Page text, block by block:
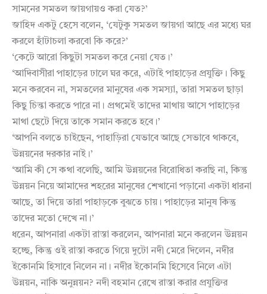
সামনের সমতল জায়গায়ও করা যেত?’
জাহিদ একটু হেসে বলেন, ‘যেটুকু সমতল জায়গা আছে এর মধ্যে ঘর
করলে হাঁটাচলা করবো কি করে?’
‘কেটে আরো কিছুটা সমতল করে নেয়া যেত।’
‘আদিবাসীরা পাহাড়ের ঢালে ঘর করে, এটাই পাহাড়ের প্রযুক্তি। কিছু
মনে করবেন না, সমতলের মানুষের এক সমস্যা, তারা সমতল ছাড়া
কিছু চিন্তা করতে পারে না। প্রথমেই তাদের মাথায় আসে পাহাড়ের
মাথা ছেটে দিয়ে তাকে সমান করতে হবে।’
‘আপনি বলতে চাইছেন, পাহাড়িরা যেভাবে আছে সেভাবে থাকবে,
উন্নয়নের দরকার নাই।’
‘আমি কী সে কথা বলেছি, আমি উন্নয়নের বিরোধিতা করছি না, কিন্তু
উন্নয়ন নিয়ে আমাদের শহরের মানুষের শেখানো পড়ানো একটা ধারনা
আছে, তা দিয়ে তারা পাহাড়কে বুঝতে চায়। পাহাড়ের মানুষ কিন্তু
তাদের মতো দেখে না।’
ধরেন, আপনারা একটা রাস্তা করলেন, আপনারা মনে করলেন উন্নয়ন
হচ্ছে, কিন্তু ওই রাস্তা করতে গিয়ে দুটো নদী মেরে দিলেন, নদীর
ইকোনমি হিসাবে নিলেন না। নদীর ইকোনমি হিসেবে নিলে এটা
উন্নয়ন, নাকি অনুন্নয়ন? নদী বহমান রেখে রাস্তা করার প্রযুক্তির